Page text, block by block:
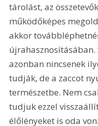
tárolást, az
működőképes
akkor
azonban nincsenek
tudják, de a zaccot
természetbe. Nem
tudjuk ezzel
élőlényeket is oda